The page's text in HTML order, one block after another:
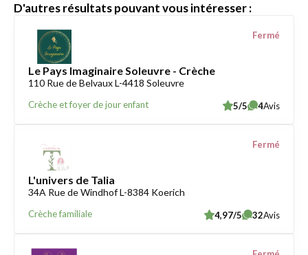
D'autres résultats pouvant vous intéresser :
Le Pays Imaginaire Soleuvre - Crèche
110 Rue de Belvaux L-4418 Soleuvre
Crèche et foyer de jour enfant
Fermé
5/5 4Avis
L'univers de Talia
34A Rue de Windhof L-8384 Koerich
Crèche familiale
Fermé
4,97/5 32Avis